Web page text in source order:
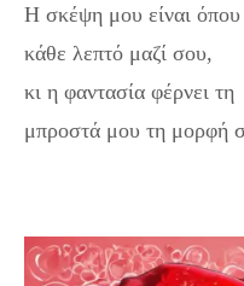
Η σκέψη μου είναι όπου
κάθε λεπτό μαζί σου,
κι η φαντασία φέρνει τη
μπροστά μου τη μορφή